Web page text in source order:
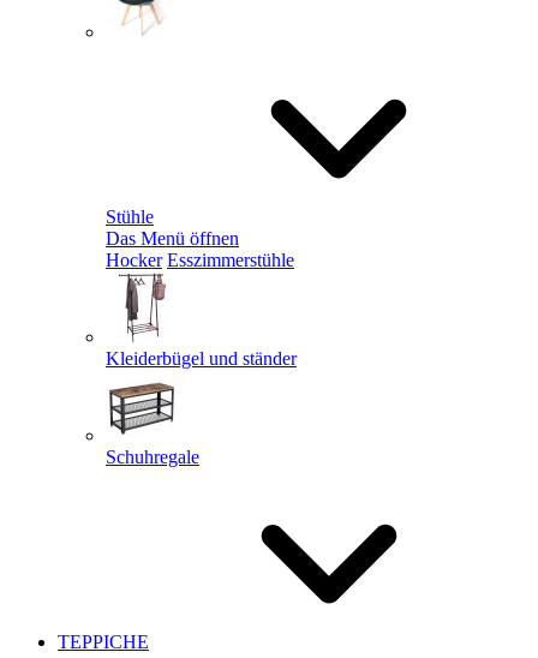
Stühle
Das Menü öffnen
Hocker Esszimmerstühle
Kleiderbügel und ständer
Schuhregale
TEPPICHE